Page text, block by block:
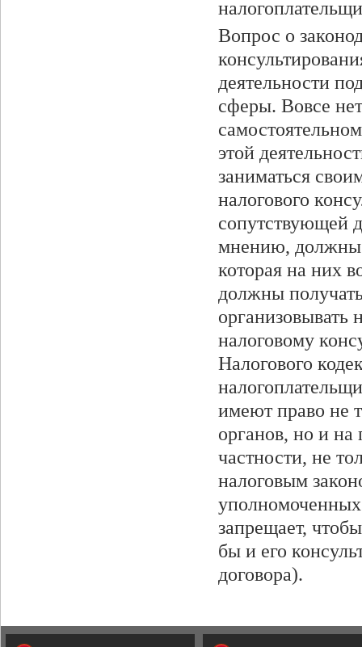
Вопрос о
деятельности
сферы. Вовсе
этой
заниматься
налогового
сопутствующей
мнению, должны
которая на них
должны
организовывать
налоговому
Налогового
имеют право не
органов, но и на
частности, не
налоговым
запрещает,
бы и его
договора).